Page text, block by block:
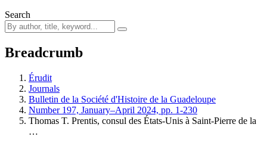
Search
Breadcrumb
Érudit
Journals
Bulletin de la Société d'Histoire de la Guadeloupe
Number 197, January–April 2024, pp. 1-230
Thomas T. Prentis, consul des États-Unis à Saint-Pierre de la
…